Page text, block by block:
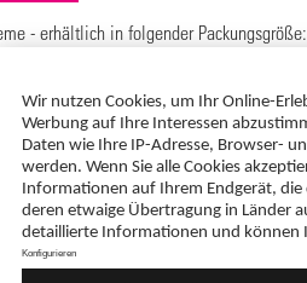
- erhältlich in folgender Packungsgröße:
Preis**: PZN:
4,28 € 12552880